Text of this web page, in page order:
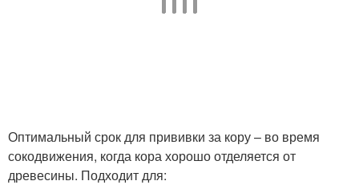
Оптимальный срок для прививки за кору – во время
сокодвижения, когда кора хорошо отделяется от
древесины. Подходит для: